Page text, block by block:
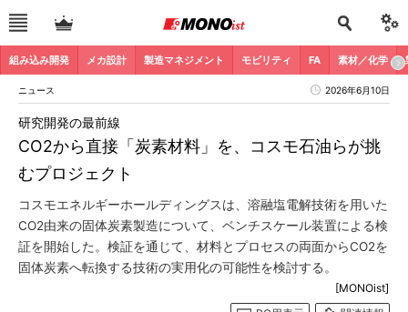
組み込み開発 メカ設計 製造マネジメント モビリティ FA 素材／化学
ニュース 2026年6月10日
CO2から直接「炭素材料」を、コスモ石油らが挑
むプロジェクト
研究開発の最前線
コスモエネルギーホールディングスは、溶融塩電解技術を用いた
CO2由来の固体炭素製造について、ベンチスケール装置による検
証を開始した。検証を通じて、材料とプロセスの両面からCO2を
固体炭素へ転換する技術の実用化の可能性を検討する。
[MONOist]